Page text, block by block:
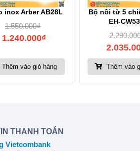
inox Arber AB28L
1.550.000₫
1.240.000₫
Thêm vào giỏ hàng
Bộ nồi từ 5
EH-
Thêm vào
THANH TOÁN
Vietcombank